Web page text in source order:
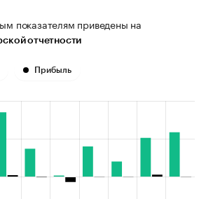
показателям приведены на
отчетности
Прибыль